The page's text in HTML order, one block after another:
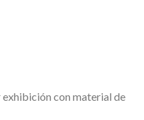
exhibición con material de